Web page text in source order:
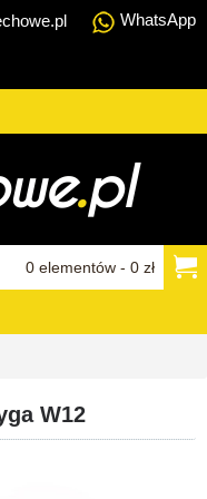
WhatsApp
0 elementów - 0 zł
W12